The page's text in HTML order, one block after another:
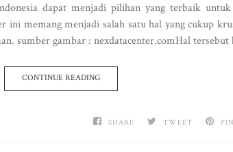
dapat menjadi pilihan yang terbaik
ini memang menjadi salah satu hal yang cukup
sumber gambar : nexdatacenter.comHal tersebut
CONTINUE READING
SHARE TWEET PIN